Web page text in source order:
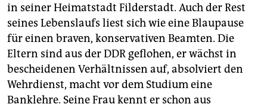
in seiner Heimatstadt Filderstadt. Auch der Rest
seines Lebenslaufs liest sich wie eine Blaupause
für einen braven, konservativen Beamten. Die
Eltern sind aus der DDR geflohen, er wächst in
bescheidenen Verhältnissen auf, absolviert den
Wehrdienst, macht vor dem Studium eine
Banklehre. Seine Frau kennt er schon aus